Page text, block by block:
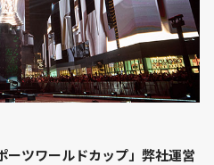
ツワールドカップ」弊社運営